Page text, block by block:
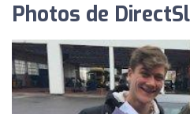
Photos de